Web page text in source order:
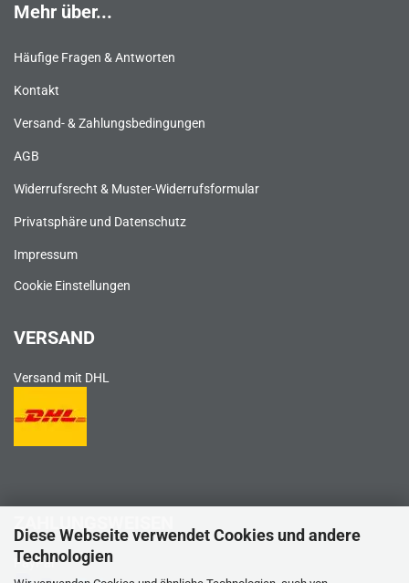
Diese Webseite verwendet Cookies und andere
Technologien
Mehr über...
Häufige Fragen & Antworten
Kontakt
Versand- & Zahlungsbedingungen
AGB
Widerrufsrecht & Muster-Widerrufsformular
Privatsphäre und Datenschutz
Impressum
Cookie Einstellungen
VERSAND
Versand mit DHL
ZAHLUNGSWEISEN
PayPal